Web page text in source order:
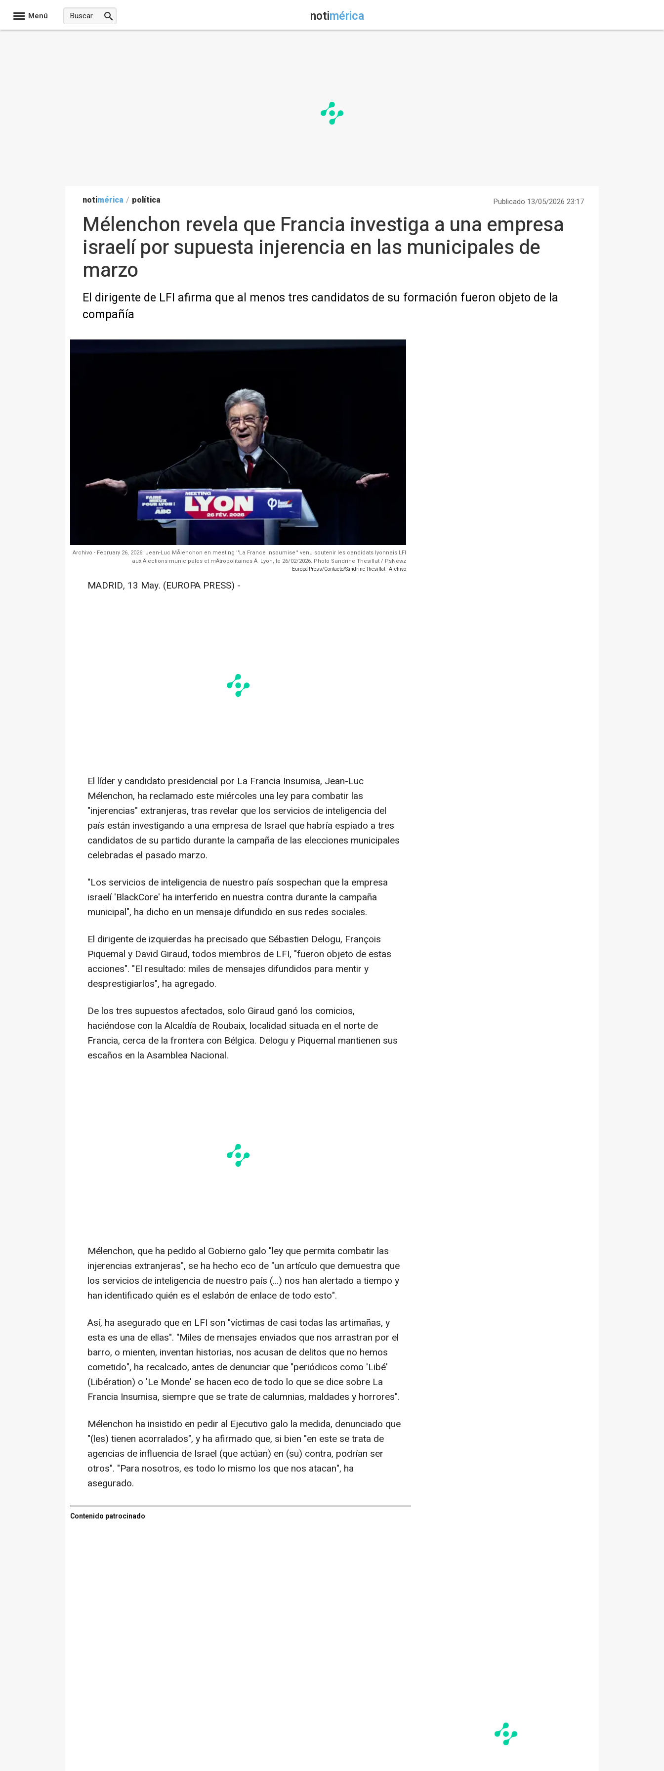
Menú notimérica
notimérica / política Publicado 13/05/2026 23:17
Mélenchon revela que Francia investiga a una empresa
israelí por supuesta injerencia en las municipales de
marzo
El dirigente de LFI afirma que al menos tres candidatos de su formación fueron objeto de la
compañía
Archivo - February 26, 2026: Jean-Luc MÃlenchon en meeting ''La France Insoumise'' venu soutenir les candidats lyonnais LFI
aux Ãlections municipales et mÃtropolitaines Ã Lyon, le 26/02/2026. Photo Sandrine Thesillat / PsNewz
- Europa Press/Contacto/Sandrine Thesillat - Archivo
MADRID, 13 May. (EUROPA PRESS) -
El líder y candidato presidencial por La Francia Insumisa, Jean-Luc
Mélenchon, ha reclamado este miércoles una ley para combatir las
"injerencias" extranjeras, tras revelar que los servicios de inteligencia del
país están investigando a una empresa de Israel que habría espiado a tres
candidatos de su partido durante la campaña de las elecciones municipales
celebradas el pasado marzo.
"Los servicios de inteligencia de nuestro país sospechan que la empresa
israelí 'BlackCore' ha interferido en nuestra contra durante la campaña
municipal", ha dicho en un mensaje difundido en sus redes sociales.
El dirigente de izquierdas ha precisado que Sébastien Delogu, François
Piquemal y David Giraud, todos miembros de LFI, "fueron objeto de estas
acciones". "El resultado: miles de mensajes difundidos para mentir y
desprestigiarlos", ha agregado.
De los tres supuestos afectados, solo Giraud ganó los comicios,
haciéndose con la Alcaldía de Roubaix, localidad situada en el norte de
Francia, cerca de la frontera con Bélgica. Delogu y Piquemal mantienen sus
escaños en la Asamblea Nacional.
Mélenchon, que ha pedido al Gobierno galo "ley que permita combatir las
injerencias extranjeras", se ha hecho eco de "un artículo que demuestra que
los servicios de inteligencia de nuestro país (...) nos han alertado a tiempo y
han identificado quién es el eslabón de enlace de todo esto".
Así, ha asegurado que en LFI son "víctimas de casi todas las artimañas, y
esta es una de ellas". "Miles de mensajes enviados que nos arrastran por el
barro, o mienten, inventan historias, nos acusan de delitos que no hemos
cometido", ha recalcado, antes de denunciar que "periódicos como 'Libé'
(Libération) o 'Le Monde' se hacen eco de todo lo que se dice sobre La
Francia Insumisa, siempre que se trate de calumnias, maldades y horrores".
Mélenchon ha insistido en pedir al Ejecutivo galo la medida, denunciado que
"(les) tienen acorralados", y ha afirmado que, si bien "en este se trata de
agencias de influencia de Israel (que actúan) en (su) contra, podrían ser
otros". "Para nosotros, es todo lo mismo los que nos atacan", ha
asegurado.
Contenido patrocinado